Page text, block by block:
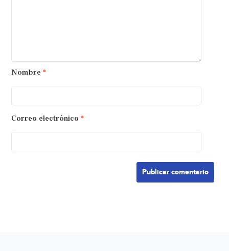
Nombre *
Correo electrónico *